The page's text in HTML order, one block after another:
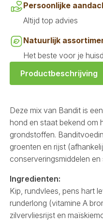
Persoonlijke
Altijd top advies
Natuurlijk
Het beste voor je
Productbeschrijving
Deze mix van Bandit is
hond en staat bekend om
grondstoffen.
groenten en rijst
conserveringsmiddelen
Ingredienten:
Kip, rundvlees, pens hart
runderlong (vitamine A
zilvervliesrijst en